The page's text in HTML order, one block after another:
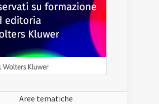
Aree tematiche